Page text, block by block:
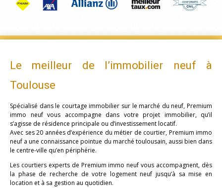
Le meilleur de l’immobilier neuf à
Toulouse
Spécialisé dans le courtage immobilier sur le marché du neuf, Premium
immo neuf vous accompagne dans votre projet immobilier, qu’il
s’agisse de résidence principale ou d’investissement locatif.
Avec ses 20 années d’expérience du métier de courtier, Premium immo
neuf a une connaissance pointue du marché toulousain, aussi bien dans
le centre-ville qu’en périphérie.
Les courtiers experts de Premium immo neuf vous accompagnent, dès
la phase de recherche de votre logement neuf jusqu’à sa mise en
location et à sa gestion au quotidien.